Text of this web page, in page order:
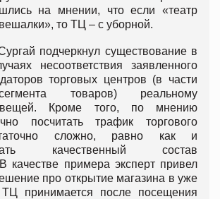
на мнении, что если «театр
то ТЦ – с уборной.
подчеркнул существование в
несоответствия заявленного
торговых центров (в части
товаров) реальному
Кроме того, по мнению
посчитать трафик торгового
сложно, равно как и
качественный состав
качестве примера эксперт привел
про открытие магазина в уже
принимается после посещения